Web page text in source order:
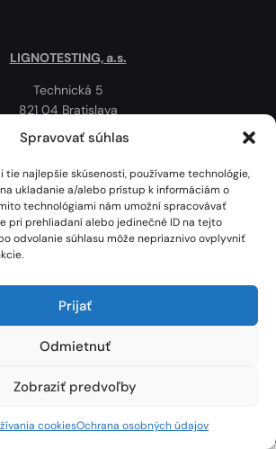
Spravovať súhlas
tie najlepšie skúsenosti, používame technológie,
ukladanie a/alebo prístup k informáciám o
technológiami nám umožní spracovávať
pri prehliadaní alebo jedinečné ID na tejto
odvolanie súhlasu môže nepriaznivo ovplyvniť
Prijať
Odmietnuť
Zobraziť predvoľby
cookiesOchrana osobných údajov
LIGNOTESTING, a.s.
Technická 5
821 04 Bratislava
Slovenská republika
používania cookies
| Všetky práva vyhradené. | Vytvoril: Marek Heinfarth.